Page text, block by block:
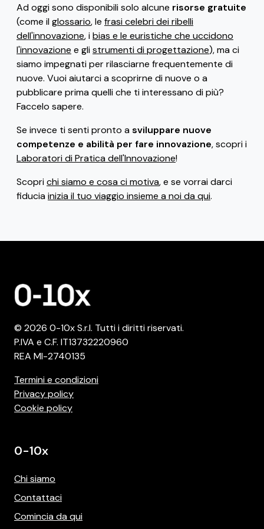
Ad oggi sono disponibili solo alcune risorse gratuite
(come ilglossario, le frasi celebri dei ribelli
dell'innovazione, ibias e le euristiche che uccidono
l'innovazione e glistrumenti di progettazione), ma ci
siamo impegnati per rilasciarne frequentemente di
nuove. Vuoi aiutarci a scoprirne di nuove o a
pubblicare prima quelli che ti interessano di più?
Faccelo sapere.
Se invece ti senti pronto asviluppare nuove
competenze e abilità per fare innovazione, scopri i
Laboratori di Pratica dell'Innovazione!
Scoprichi siamo e cosa ci motiva, e se vorrai darci
fiduciainizia il tuo viaggio insieme a noi da qui.
© 2026 0-10x S.r.l. Tutti i diritti riservati.
P.IVA e C.F. IT13732220960
REA MI-2740135
Termini e condizioni
Privacy policy
Cookie policy
0-10x
Chi siamo
Contattaci
Comincia da qui